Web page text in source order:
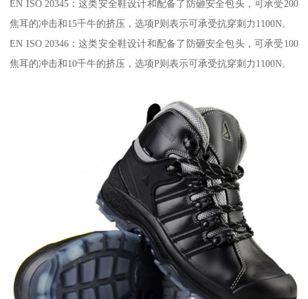
EN ISO 20345：这类安全鞋设计和配备了防砸安全包头，可承受200
焦耳的冲击和15千牛的挤压，选项P则表示可承受抗穿刺力1100N。
EN ISO 20346：这类安全鞋设计和配备了防砸安全包头，可承受100
焦耳的冲击和10千牛的挤压，选项P则表示可承受抗穿刺力1100N。